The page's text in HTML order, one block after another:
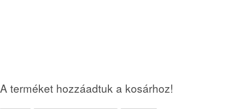
A terméket hozzáadtuk a kosárhoz!